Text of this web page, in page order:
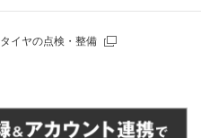
タイヤの点検・整備